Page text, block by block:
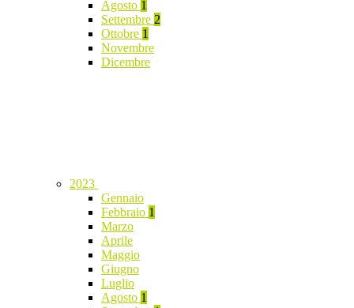
Agosto 1
Settembre 2
Ottobre 1
Novembre
Dicembre
2023
Gennaio
Febbraio 1
Marzo
Aprile
Maggio
Giugno
Luglio
Agosto 1